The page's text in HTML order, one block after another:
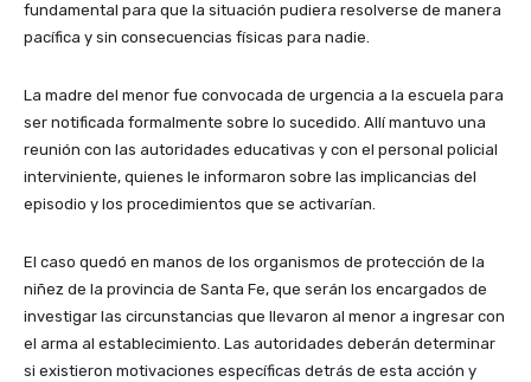
fundamental para que la situación pudiera resolverse de manera
pacífica y sin consecuencias físicas para nadie.
La madre del menor fue convocada de urgencia a la escuela para
ser notificada formalmente sobre lo sucedido. Allí mantuvo una
reunión con las autoridades educativas y con el personal policial
interviniente, quienes le informaron sobre las implicancias del
episodio y los procedimientos que se activarían.
El caso quedó en manos de los organismos de protección de la
niñez de la provincia de Santa Fe, que serán los encargados de
investigar las circunstancias que llevaron al menor a ingresar con
el arma al establecimiento. Las autoridades deberán determinar
si existieron motivaciones específicas detrás de esta acción y